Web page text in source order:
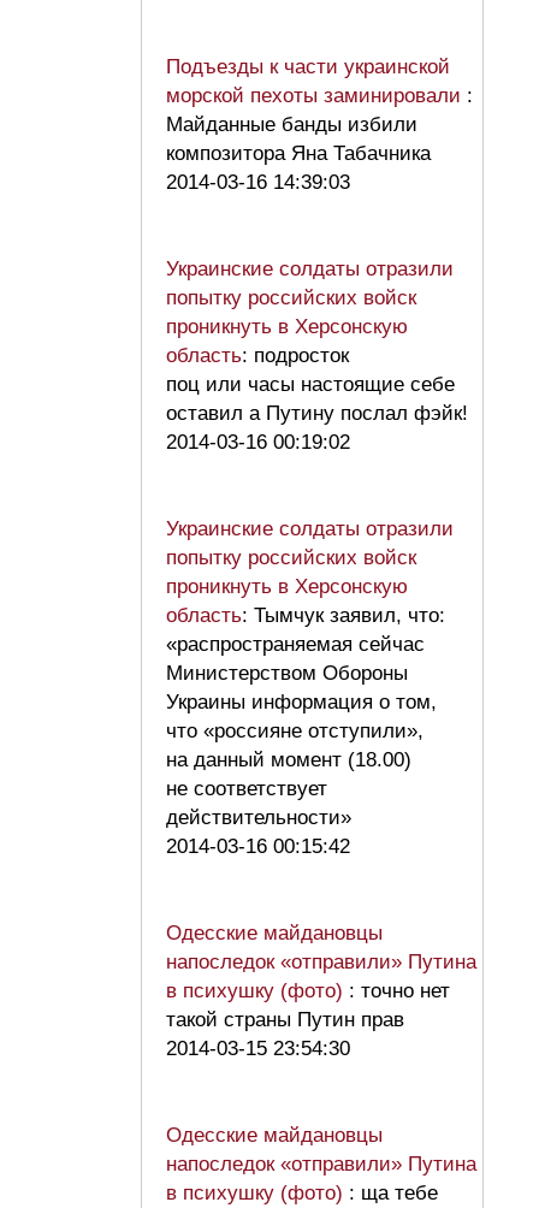
Подъезды к части украинской
морской пехоты заминировали :
Майданные банды избили
композитора Яна Табачника
2014-03-16 14:39:03
Украинские солдаты отразили
попытку российских войск
проникнуть в Херсонскую
область: подросток
поц или часы настоящие себе
оставил а Путину послал фэйк!
2014-03-16 00:19:02
Украинские солдаты отразили
попытку российских войск
проникнуть в Херсонскую
область: Тымчук заявил, что:
«распространяемая сейчас
Министерством Обороны
Украины информация о том,
что «россияне отступили»,
на данный момент (18.00)
не соответствует
действительности»
2014-03-16 00:15:42
Одесские майдановцы
напоследок «отправили» Путина
в психушку (фото) : точно нет
такой страны Путин прав
2014-03-15 23:54:30
Одесские майдановцы
напоследок «отправили» Путина
в психушку (фото) : ща тебе